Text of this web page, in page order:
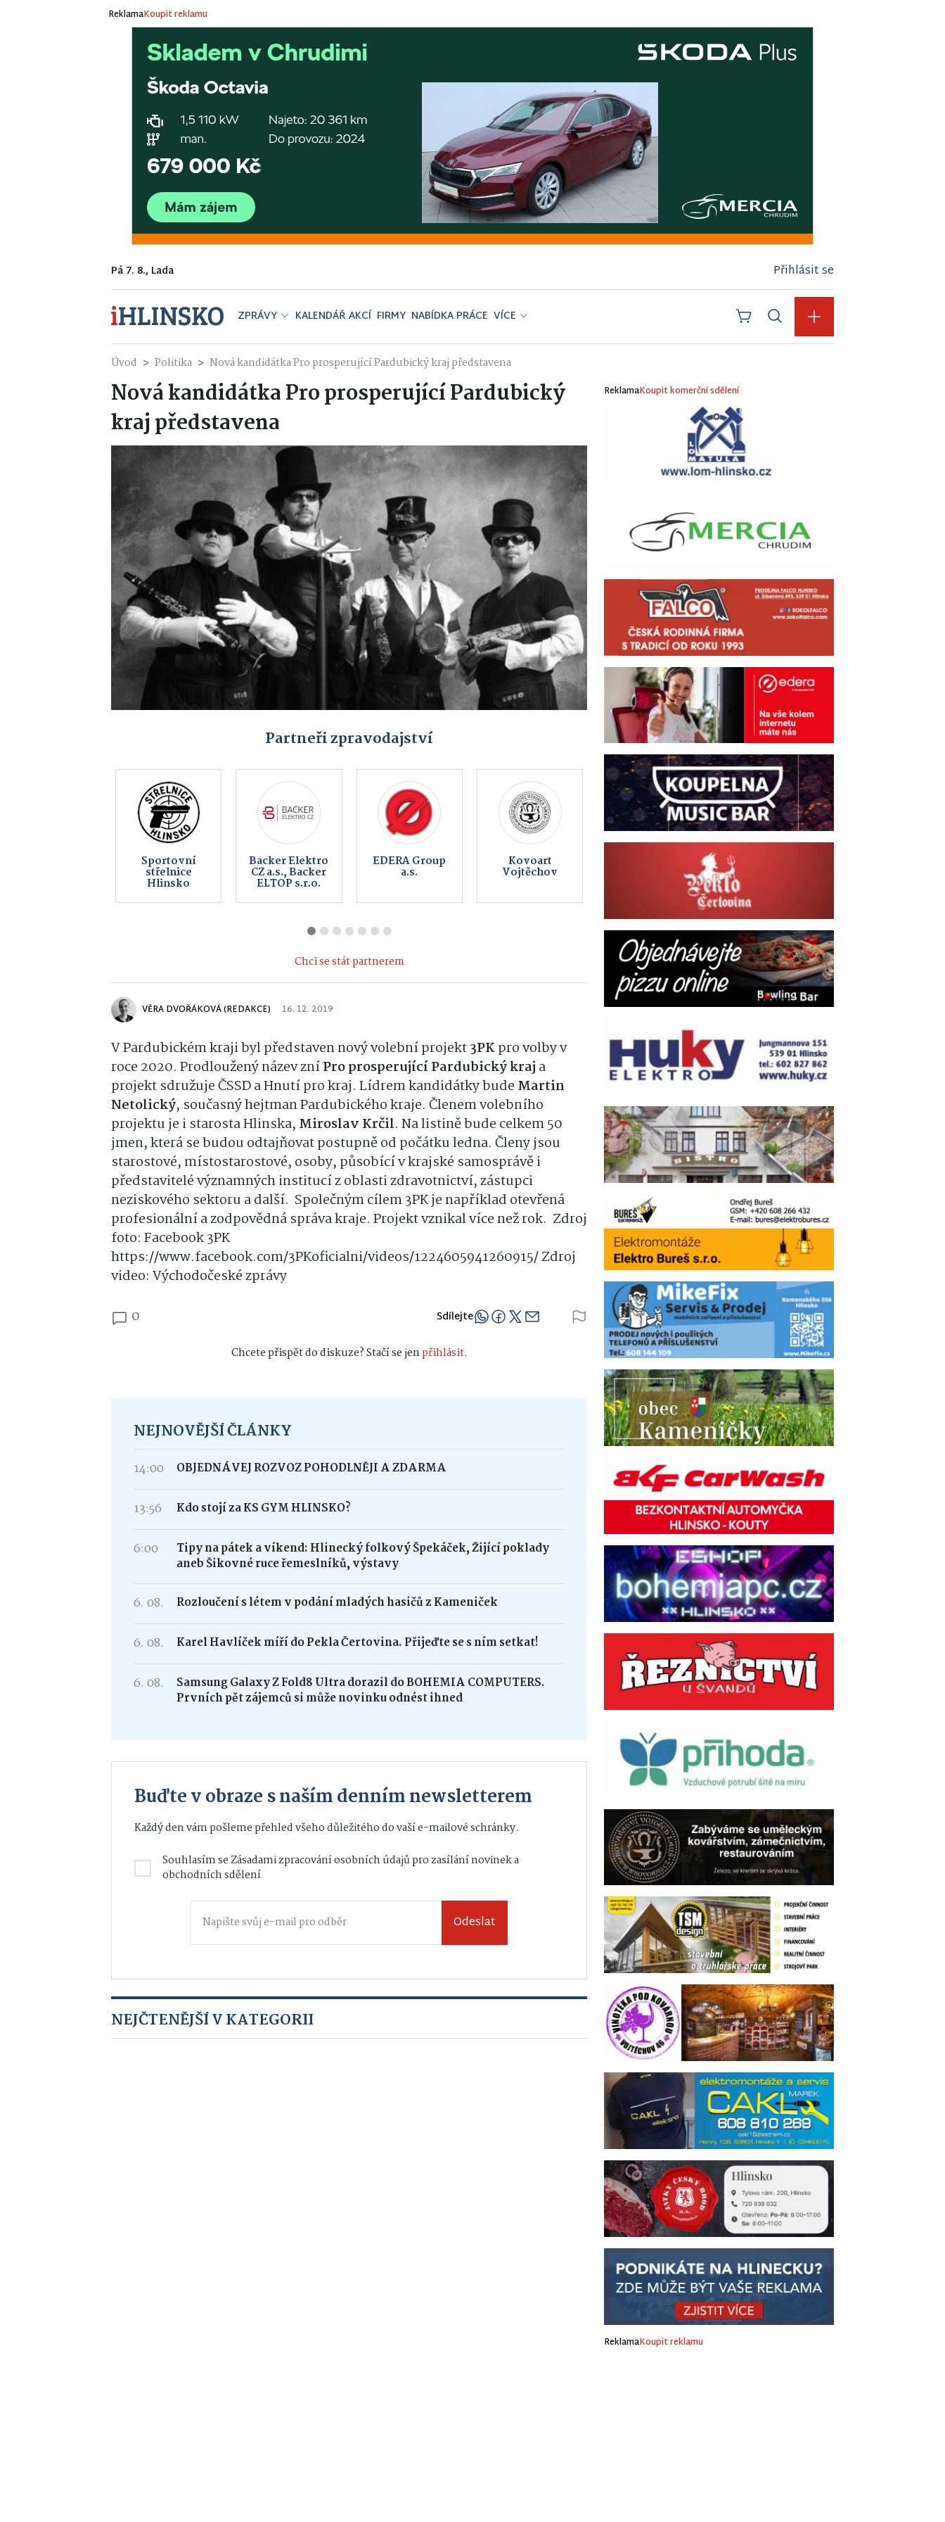
ReklamaKoupit reklamu
Pá 7. 8., Lada Přihlásit se
ZPRÁVY KALENDÁŘ AKCÍ FIRMY NABÍDKA PRÁCE VÍCE
Úvod Politika Nová kandidátka Pro prosperující Pardubický kraj představena
Nová kandidátka Pro prosperující Pardubický
kraj představena
Partneři zpravodajství
Vaše reklama
zde od 990 Kč
Elektro Bureš
s.r.o
SOKOL FALCO
s.r.o.
Řeznictví U
Švandů
Chci se stát partnerem
VĚRA DVOŘÁKOVÁ (REDAKCE) 16. 12. 2019
V Pardubickém kraji byl představen nový volební projekt3PKpro volby v
roce 2020. Prodloužený název zníPro prosperující Pardubický kraj a
projekt sdružuje ČSSD a Hnutí pro kraj. Lídrem kandidátky bude Martin
Netolický, současný hejtman Pardubického kraje. Členem volebního
projektu je i starosta Hlinska, Miroslav Krčil. Na listině bude celkem 50
jmen, která se budou odtajňovat postupně od počátku ledna. Členy jsou
starostové, místostarostové, osoby, působící v krajské samosprávě i
představitelé významných institucí z oblasti zdravotnictví, zástupci
neziskového sektoru a další. Společným cílem 3PK je například otevřená
profesionální a zodpovědná správa kraje. Projekt vznikal více než rok. Zdroj
foto: Facebook 3PK
https://www.facebook.com/3PKoficialni/videos/1224605941260915/Zdroj
video: Východočeské zprávy
0
Sdílejte
Chcete přispět do diskuze? Stačí se jenpřihlásit.
NEJNOVĚJŠÍ ČLÁNKY
14:00 OBJEDNÁVEJ ROZVOZ POHODLNĚJI A ZDARMA
13:56 Kdo stojí za KS GYM HLINSKO?
6:00
Tipy na pátek a víkend: Hlinecký folkový Špekáček, Žijící poklady
aneb Šikovné ruce řemeslníků, výstavy
6. 08. Rozloučení s létem v podání mladých hasičů z Kameniček
6. 08. Karel Havlíček míří do Pekla Čertovina. Přijeďte se s ním setkat!
6. 08.
Samsung Galaxy Z Fold8 Ultra dorazil do BOHEMIA COMPUTERS.
Prvních pět zájemců si může novinku odnést ihned
Buďte v obraze s naším denním newsletterem
Každý den vám pošleme přehled všeho důležitého do vaší e-mailové schránky.
Souhlasím seZásadami zpracování osobních údajůpro zasílání novinek a
obchodních sdělení
Odeslat
NEJČTENĚJŠÍ V KATEGORII
ReklamaKoupit komerční sdělení
ReklamaKoupit reklamu